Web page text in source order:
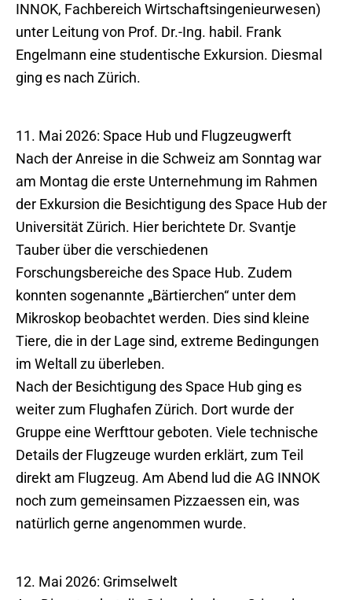
INNOK, Fachbereich Wirtschaftsingenieurwesen)
unter Leitung von Prof. Dr.-Ing. habil. Frank
Engelmann eine studentische Exkursion. Diesmal
ging es nach Zürich.
11. Mai 2026: Space Hub und Flugzeugwerft
Nach der Anreise in die Schweiz am Sonntag war
am Montag die erste Unternehmung im Rahmen
der Exkursion die Besichtigung des Space Hub der
Universität Zürich. Hier berichtete Dr. Svantje
Tauber über die verschiedenen
Forschungsbereiche des Space Hub. Zudem
konnten sogenannte „Bärtierchen“ unter dem
Mikroskop beobachtet werden. Dies sind kleine
Tiere, die in der Lage sind, extreme Bedingungen
im Weltall zu überleben.
Nach der Besichtigung des Space Hub ging es
weiter zum Flughafen Zürich. Dort wurde der
Gruppe eine Werfttour geboten. Viele technische
Details der Flugzeuge wurden erklärt, zum Teil
direkt am Flugzeug. Am Abend lud die AG INNOK
noch zum gemeinsamen Pizzaessen ein, was
natürlich gerne angenommen wurde.
12. Mai 2026: Grimselwelt